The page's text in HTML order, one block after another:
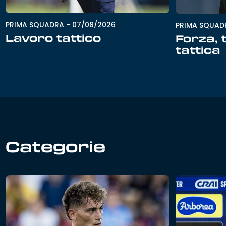
PRIMA SQUADRA - 07/08/2026
Lavoro tattico
PRIMA
Forza,
tattica
Categorie